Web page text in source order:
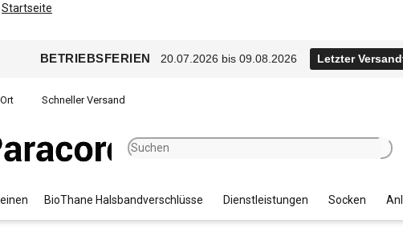
Startseite
BETRIEBSFERIEN 20.07.2026 bis 09.08.2026 Letzter
Schneller Versand
BioThane Halsbandverschlüsse Dienstleistungen Socken